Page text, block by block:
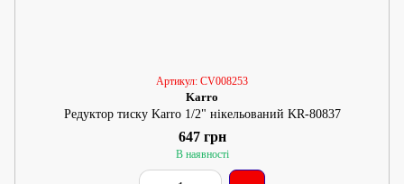
Артикул: CV008253
Karro
Редуктор тиску Karro 1/2" нікельований KR-80837
647 грн
В наявності